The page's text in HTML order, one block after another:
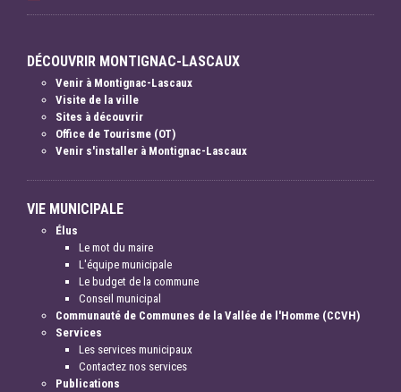
DÉCOUVRIR MONTIGNAC-LASCAUX
Venir à Montignac-Lascaux
Visite de la ville
Sites à découvrir
Office de Tourisme (OT)
Venir s'installer à Montignac-Lascaux
VIE MUNICIPALE
Élus
Le mot du maire
L'équipe municipale
Le budget de la commune
Conseil municipal
Communauté de Communes de la Vallée de l'Homme (CCVH)
Services
Les services municipaux
Contactez nos services
Publications